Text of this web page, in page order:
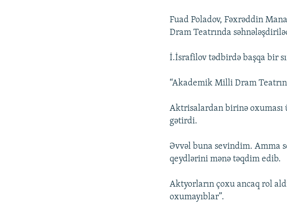
Fuad Poladov, Fəxrəddin
Dram Teatrında
İ.İsrafilov tədbirdə başqa bir
“Akademik Milli Dram
Aktrisalardan birinə oxuması
gətirdi.
Əvvəl buna sevindim. Amma
qeydlərini mənə təqdim edib.
Aktyorların çoxu ancaq rol
oxumayıblar”.